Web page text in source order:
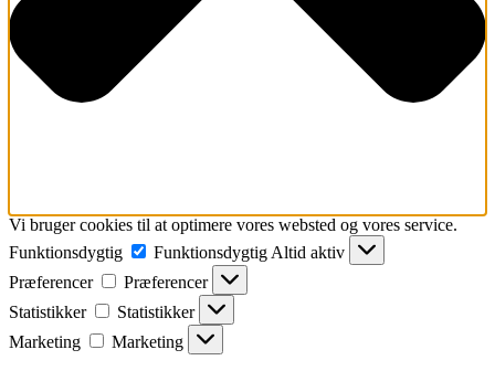
Vi bruger cookies til at optimere vores websted og vores service.
Funktionsdygtig
Funktionsdygtig Altid aktiv
Præferencer
Præferencer
Statistikker
Statistikker
Marketing
Marketing